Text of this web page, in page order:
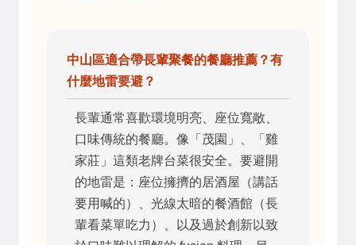
中山區適合帶長輩聚餐的餐廳推薦？有
什麼地雷要避？
長輩通常喜歡環境明亮、座位寬敞、
口味傳統的餐廳。像「茂園」、「雞
家莊」這類老牌台菜很安全。要避開
的地雷是：座位擁擠的居酒屋（講話
要用喊的）、光線太暗的餐酒館（長
輩看菜單吃力）、以及過於創新以致